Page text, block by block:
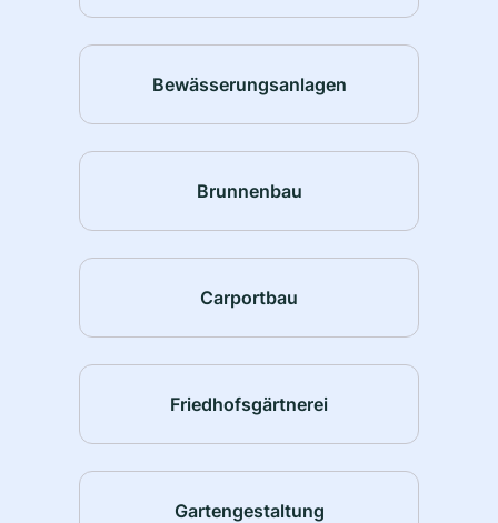
Bewässerungsanlagen
Brunnenbau
Carportbau
Friedhofsgärtnerei
Gartengestaltung